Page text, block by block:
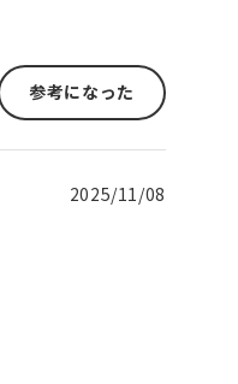
参考になった
2025/11/08